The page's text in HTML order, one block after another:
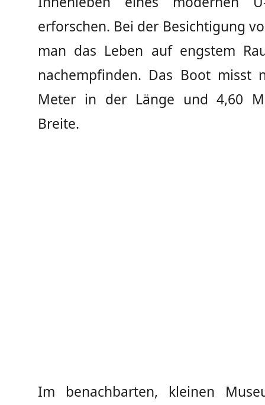
erforschen. Bei der Besichtigung
man das Leben auf engstem
nachempfinden. Das Boot misst
Meter in der Länge und 4,60
Breite.
Im benachbarten, kleinen